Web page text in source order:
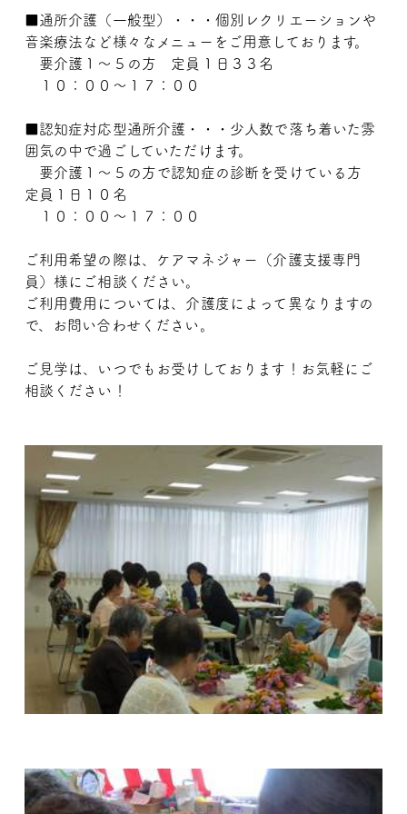
■通所介護（一般型）・・・個別レクリエーションや
音楽療法など様々なメニューをご用意しております。
要介護１～５の方 定員１日３３名
１０：００～１７：００
■認知症対応型通所介護・・・少人数で落ち着いた雰
囲気の中で過ごしていただけます。
要介護１～５の方で認知症の診断を受けている方
定員１日１０名
１０：００～１７：００
ご利用希望の際は、ケアマネジャー（介護支援専門
員）様にご相談ください。
ご利用費用については、介護度によって異なりますの
で、お問い合わせください。
ご見学は、いつでもお受けしております！お気軽にご
相談ください！